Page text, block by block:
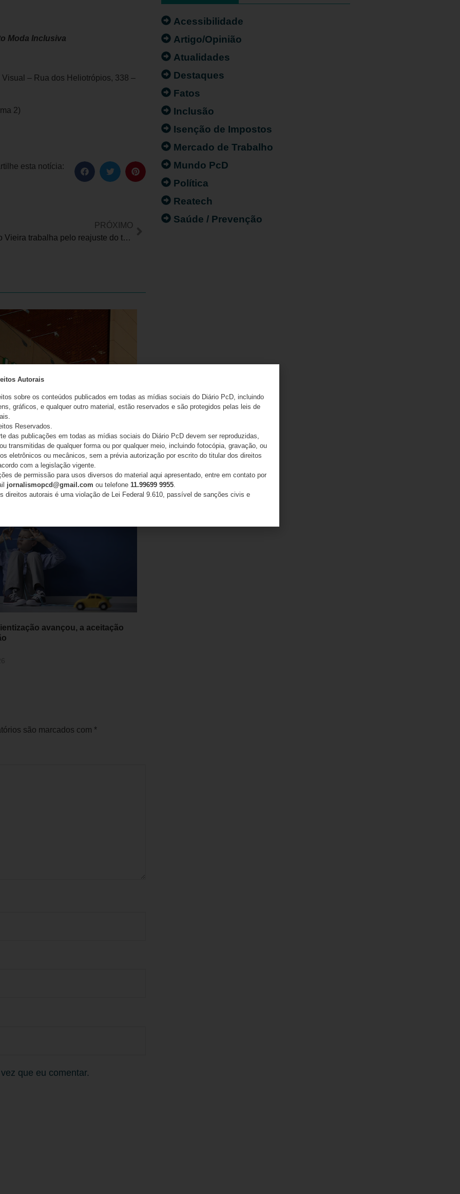
Moda Inclusiva
– Rua dos Heliotrópios, 338 –
2)
esta notícia:
PRÓXIMO
Alessandro Vieira trabalha pelo reajuste do teto do ICMS na aquisição de veículos PcD
PcD com cegueira é aprovado para
UFABC e defende acessibilidade
institucional
avançou, a aceitação
são marcados com *
que eu comentar.
Acessibilidade
Artigo/Opinião
Atualidades
Destaques
Fatos
Inclusão
Isenção de Impostos
Mercado de Trabalho
Mundo PcD
Política
Reatech
Saúde / Prevenção
Autorais
sobre os conteúdos publicados em todas as mídias sociais do Diário PcD, incluindo
gráficos, e qualquer outro material, estão reservados e são protegidos pelas leis de
Reservados.
das publicações em todas as mídias sociais do Diário PcD devem ser reproduzidas,
transmitidas de qualquer forma ou por qualquer meio, incluindo fotocópia, gravação, ou
eletrônicos ou mecânicos, sem a prévia autorização por escrito do titular dos direitos
com a legislação vigente.
de permissão para usos diversos do material aqui apresentado, entre em contato por
jornalismopcd@gmail.com ou telefone 11.99699 9955
direitos autorais é uma violação de Lei Federal 9.610, passível de sanções civis e